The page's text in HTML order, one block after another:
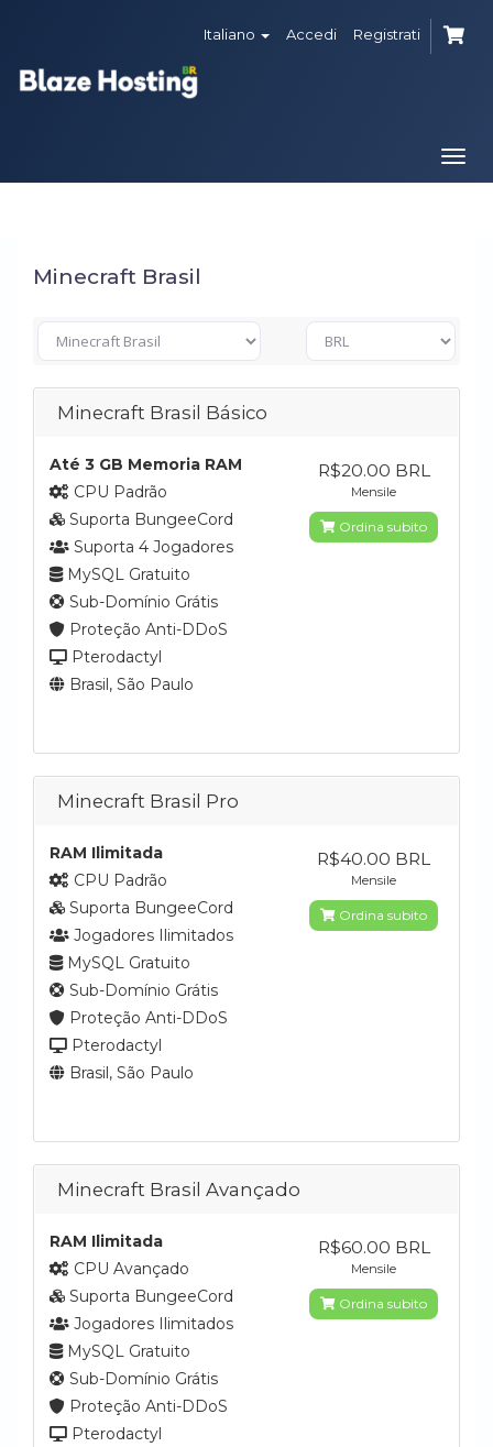
Italiano Accedi Registrati
Minecraft Brasil
Minecraft Brasil Básico
Até 3 GB Memoria RAM
CPU Padrão
Suporta BungeeCord
Suporta 4 Jogadores
MySQL Gratuito
Sub-Domínio Grátis
Proteção Anti-DDoS
Pterodactyl
Brasil, São Paulo
R$20.00 BRL
Mensile
Ordina subito
Minecraft Brasil Pro
RAM Ilimitada
CPU Padrão
Suporta BungeeCord
Jogadores Ilimitados
MySQL Gratuito
Sub-Domínio Grátis
Proteção Anti-DDoS
Pterodactyl
Brasil, São Paulo
R$40.00 BRL
Mensile
Ordina subito
Minecraft Brasil Avançado
RAM Ilimitada
CPU Avançado
Suporta BungeeCord
Jogadores Ilimitados
MySQL Gratuito
Sub-Domínio Grátis
Proteção Anti-DDoS
Pterodactyl
R$60.00 BRL
Mensile
Ordina subito